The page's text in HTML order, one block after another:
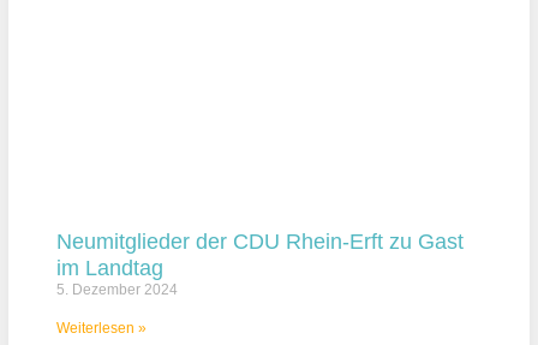
Neumitglieder der CDU Rhein-Erft zu Gast
im Landtag
5. Dezember 2024
Weiterlesen »